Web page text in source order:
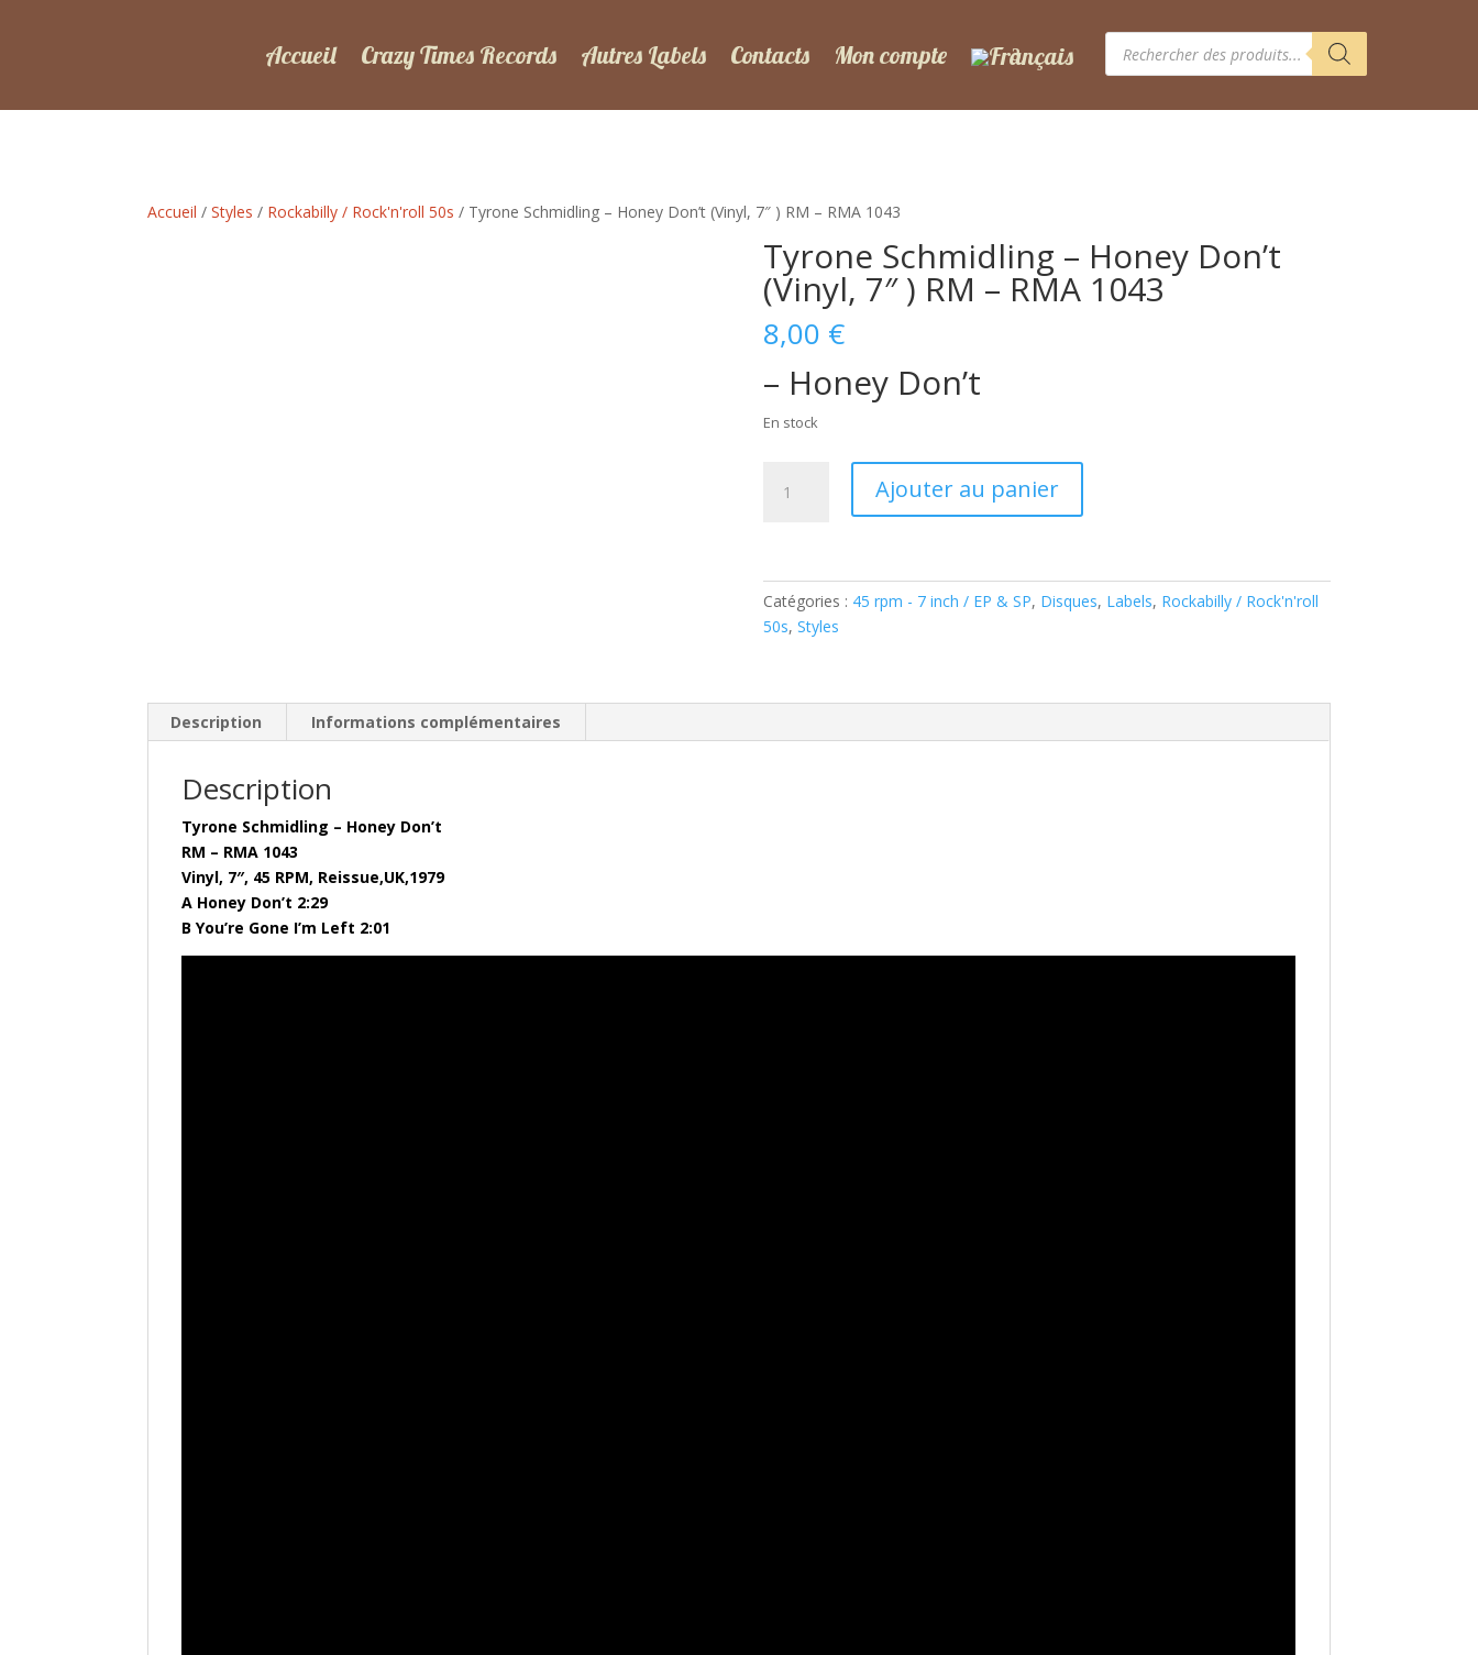
Accueil Crazy Times Records Autres Labels Contacts Mon compte
Recherche
produits
Accueil /Styles / Rockabilly / Rock'n'roll 50s / Tyrone Schmidling – Honey Don’t (Vinyl, 7″ ) RM – RMA 1043
Tyrone Schmidling – Honey Don’t
(Vinyl, 7″ ) RM – RMA 1043
8,00 €
– Honey Don’t
En stock
Honey
Don't
)
Ajouter au panier
Catégories : 45 rpm - 7 inch / EP & SP, Disques, Labels, Rockabilly / Rock'n'roll
50s, Styles
Description Informations complémentaires
Description
Tyrone Schmidling – Honey Don’t
RM – RMA 1043
Vinyl, 7″, 45 RPM, Reissue,UK,1979
A Honey Don’t 2:29
B You’re Gone I’m Left 2:01